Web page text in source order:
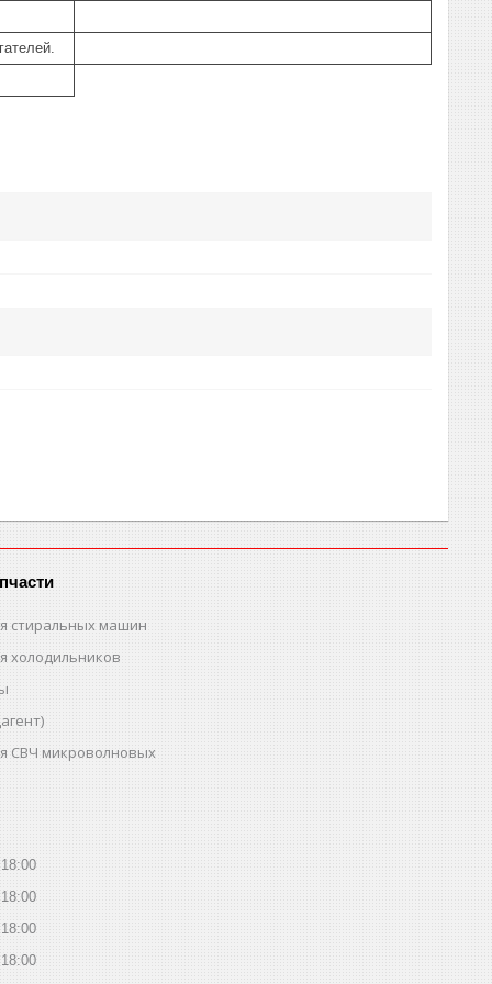
стиральных машин
холодильников
СВЧ микроволновых
18:00
18:00
18:00
18:00